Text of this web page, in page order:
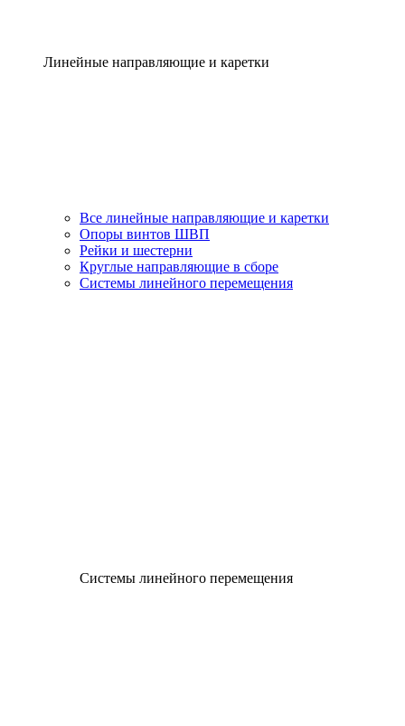
Линейные направляющие и каретки
Все линейные направляющие и каретки
Опоры винтов ШВП
Рейки и шестерни
Круглые направляющие в сборе
Системы линейного перемещения
Системы линейного перемещения